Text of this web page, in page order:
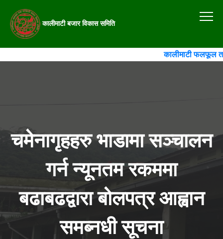
कालीमाटी बजार विकास समिति
कालीमाटी फलफूल
चमेनागृहहरु भाडामा सञ्चालन
गर्न न्यूनतम रकममा
बढाबढद्वारा बोलपत्र आह्वान
समब्नधी सूचना